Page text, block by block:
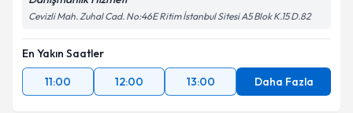
Cevizli Mah. Zuhal Cad. No:46E Ritim İstanbul Sitesi A5 Blok K.15 D.82
En Yakın Saatler
11:00
12:00 13:00 Daha Fazla